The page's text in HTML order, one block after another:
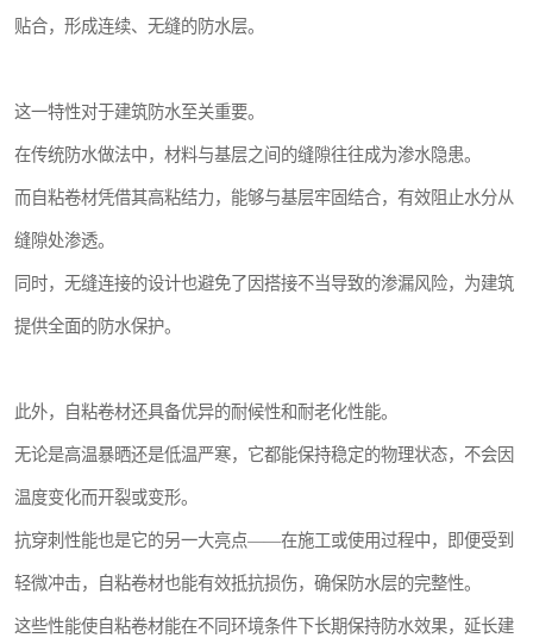
贴合，形成连续、无缝的防水层。
这一特性对于建筑防水至关重要。
在传统防水做法中，材料与基层之间的缝隙往往成为渗水隐患。
而自粘卷材凭借其高粘结力，能够与基层牢固结合，有效阻止水分从
缝隙处渗透。
同时，无缝连接的设计也避免了因搭接不当导致的渗漏风险，为建筑
提供全面的防水保护。
此外，自粘卷材还具备优异的耐候性和耐老化性能。
无论是高温暴晒还是低温严寒，它都能保持稳定的物理状态，不会因
温度变化而开裂或变形。
抗穿刺性能也是它的另一大亮点——在施工或使用过程中，即便受到
轻微冲击，自粘卷材也能有效抵抗损伤，确保防水层的完整性。
这些性能使自粘卷材能在不同环境条件下长期保持防水效果，延长建